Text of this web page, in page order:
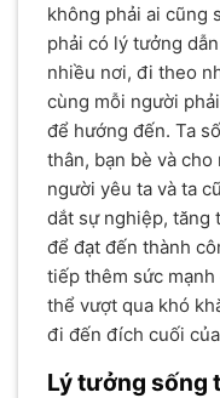
không phải ai cũng
phải có lý tưởng
nhiều nơi, đi theo
cùng mỗi người
để hướng đến. Ta
thân, bạn bè và
người yêu ta và ta
dắt sự nghiệp, tăng
để đạt đến thành
tiếp thêm sức
thể vượt qua khó
đi đến đích cuối
Lý tưởng sống